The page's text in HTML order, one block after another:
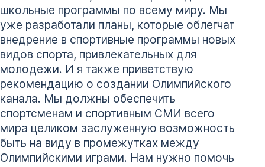
школьные программы по всему миру. Мы
уже разработали планы, которые облегчат
внедрение в спортивные программы новых
видов спорта, привлекательных для
молодежи. И я также приветствую
рекомендацию о создании Олимпийского
канала. Мы должны обеспечить
спортсменам и спортивным СМИ всего
мира целиком заслуженную возможность
быть на виду в промежутках между
Олимпийскими играми. Нам нужно помочь